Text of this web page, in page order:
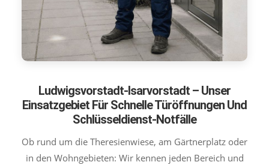
Ludwigsvorstadt-Isarvorstadt – Unser
Einsatzgebiet Für Schnelle Türöffnungen Und
Schlüsseldienst-Notfälle
Ob rund um die Theresienwiese, am Gärtnerplatz oder
in den Wohngebieten: Wir kennen jeden Bereich und